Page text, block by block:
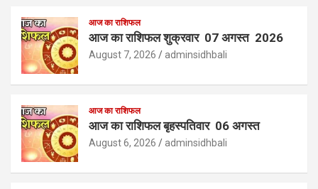
आज का राशिफल
आज का राशिफल शुक्रवार 07 अगस्त 2026
August 7, 2026 adminsidhbali
आज का राशिफल
आज का राशिफल बृहस्पतिवार 06 अगस्त
August 6, 2026 adminsidhbali